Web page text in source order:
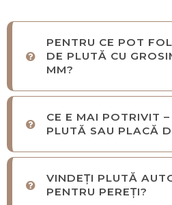
PENTRU CE POT
DE PLUTĂ CU
MM?
CE E MAI POTRIVIT
PLUTĂ SAU PLACĂ
VINDEȚI PLUTĂ
PENTRU PEREȚI?